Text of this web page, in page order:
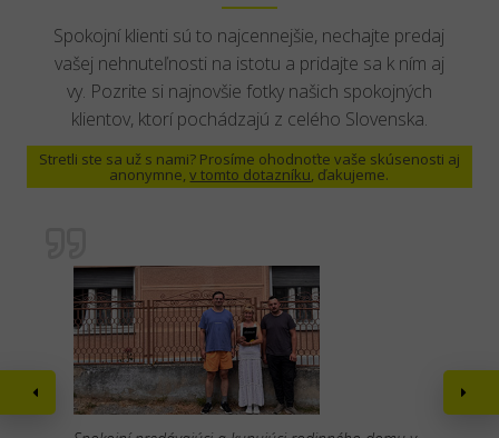
Spokojní klienti sú to najcennejšie, nechajte predaj
vašej nehnuteľnosti na istotu a pridajte sa k ním aj
vy. Pozrite si najnovšie fotky našich spokojných
klientov, ktorí pochádzajú z celého Slovenska.
Stretli ste sa už s nami? Prosíme ohodnoťte vaše skúsenosti aj
anonymne,v tomto dotazníku, ďakujeme.